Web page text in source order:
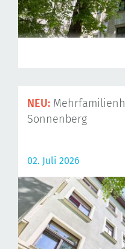
NEU:
Sonnenberg
02. Juli 2026